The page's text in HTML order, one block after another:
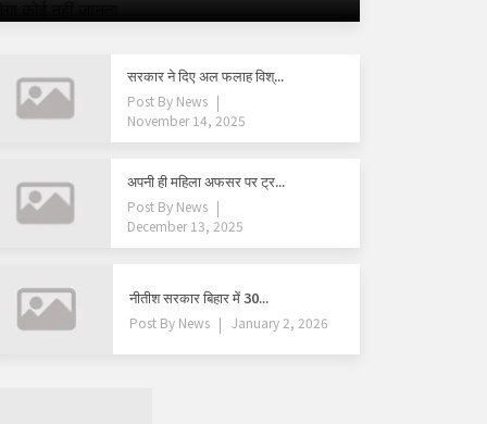
सरकार ने दिए अल फलाह विश्...
Post ByNews
November 14, 2025
अपनी ही महिला अफसर पर ट्र...
Post By News
December 13, 2025
नीतीश सरकार बिहार में 30...
Post By News January 2, 2026